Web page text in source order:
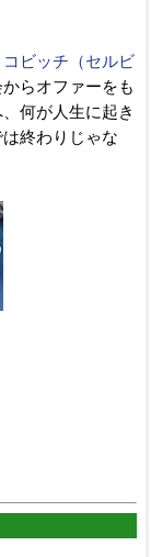
コビッチ（セルビ
らオファーをも
何が人生に起き
終わりじゃな